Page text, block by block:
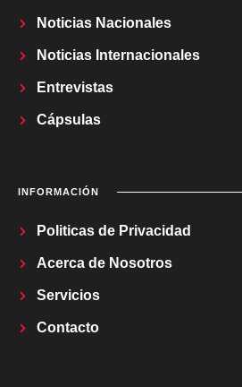
Noticias Nacionales
Noticias Internacionales
Entrevistas
Cápsulas
INFORMACIÓN
Politicas de Privacidad
Acerca de Nosotros
Servicios
Contacto